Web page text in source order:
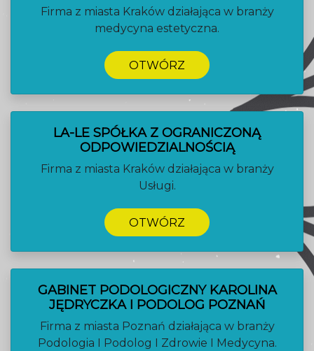
Firma z miasta Kraków działająca w branży
medycyna estetyczna.
OTWÓRZ
LA-LE SPÓŁKA Z OGRANICZONĄ
ODPOWIEDZIALNOŚCIĄ
Firma z miasta Kraków działająca w branży
Usługi.
OTWÓRZ
GABINET PODOLOGICZNY KAROLINA
JĘDRYCZKA I PODOLOG POZNAŃ
Firma z miasta Poznań działająca w branży
Podologia I Podolog I Zdrowie I Medycyna.